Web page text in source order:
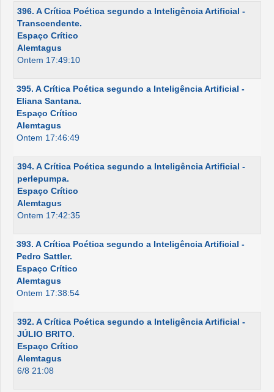
396. A Crítica Poética segundo a Inteligência Artificial -
Transcendente.
Espaço Crítico
Alemtagus
Ontem 17:49:10
395. A Crítica Poética segundo a Inteligência Artificial -
Eliana Santana.
Espaço Crítico
Alemtagus
Ontem 17:46:49
394. A Crítica Poética segundo a Inteligência Artificial -
perlepumpa.
Espaço Crítico
Alemtagus
Ontem 17:42:35
393. A Crítica Poética segundo a Inteligência Artificial -
Pedro Sattler.
Espaço Crítico
Alemtagus
Ontem 17:38:54
392. A Crítica Poética segundo a Inteligência Artificial -
JÚLIO BRITO.
Espaço Crítico
Alemtagus
6/8 21:08